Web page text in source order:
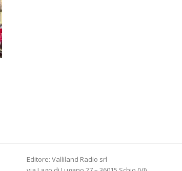
Editore: Valliland Radio srl